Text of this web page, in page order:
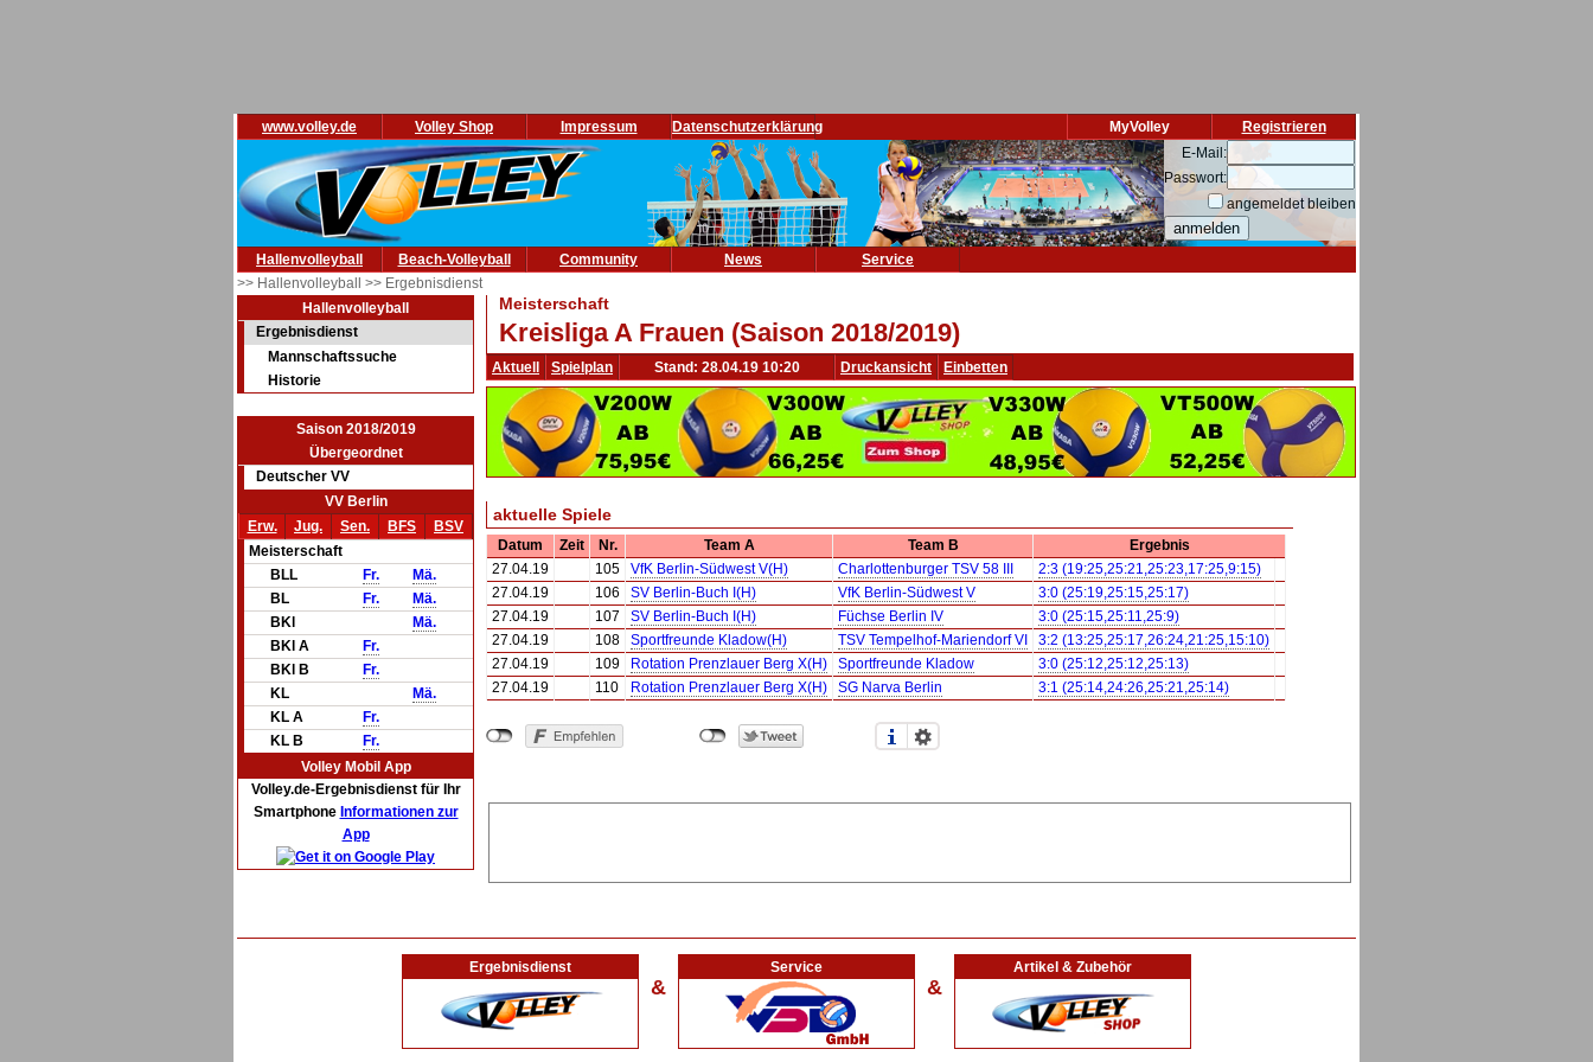
www.volley.de Volley Shop Impressum Datenschutzerklärung Registrieren
MyVolley
E-Mail:
Passwort:
angemeldet bleiben
Hallenvolleyball Beach-Volleyball Community News
Service
>> Hallenvolleyball >> Ergebnisdienst
Hallenvolleyball
Ergebnisdienst
Mannschaftssuche
Historie
Saison 2018/2019
Übergeordnet
Deutscher VV
VV Berlin
Erw.
Jug. Sen. BFS
BSV
Meisterschaft
BLL
Fr.
Mä.
BL
Fr.
Mä.
BKl
Mä.
BKl A
Fr.
BKl B
Fr.
KL
Mä.
KL A
Fr.
KL B
Fr.
Volley Mobil App
Volley.de-Ergebnisdienst für Ihr
Smartphone Informationen zur
App
Meisterschaft
Kreisliga A Frauen (Saison 2018/2019)
Aktuell Spielplan Stand: 28.04.19 10:20 Druckansicht Einbetten
aktuelle Spiele
Datum Zeit Nr. Team A Team B
Ergebnis
27.04.19
105 VfK Berlin-Südwest V(H) Charlottenburger TSV 58 III
2:3 (19:25,25:21,25:23,17:25,9:15)
27.04.19
106 SV Berlin-Buch I(H) VfK Berlin-Südwest V
3:0 (25:19,25:15,25:17)
27.04.19
107 SV Berlin-Buch I(H) Füchse Berlin IV
3:0 (25:15,25:11,25:9)
27.04.19
108 Sportfreunde Kladow(H) TSV Tempelhof-Mariendorf VI
3:2 (13:25,25:17,26:24,21:25,15:10)
27.04.19
109 Rotation Prenzlauer Berg X(H) Sportfreunde Kladow
3:0 (25:12,25:12,25:13)
27.04.19
110 Rotation Prenzlauer Berg X(H) SG Narva Berlin 3:1 (25:14,24:26,25:21,25:14)
Ergebnisdienst
&
Service
&
Artikel & Zubehör